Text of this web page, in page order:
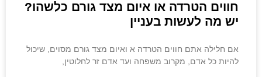
חווים הטרדה או איום מצד גורם כלשהו?
יש מה לעשות בעניין
אם חלילה אתם חווים הטרדה א ואיום מצד גורם מסוים, שיכול
להיות כל אדם, מקרוב משפחה ועד אדם זר לחלוטין,